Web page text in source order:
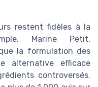
restent fidèles à la
Marine Petit,
la formulation des
alternative efficace
controversés.